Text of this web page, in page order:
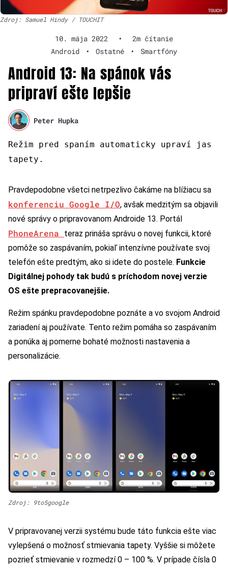
Zdroj: Samuel Hindy / TOUCHIT
10. mája 2022 •
2m čítanie
Android
• Ostatné • Smartfóny
Android 13: Na spánok vás
pripraví ešte lepšie
Peter Hupka
Režim pred spaním automaticky upraví jas
tapety.
Pravdepodobne všetci netrpezlivo čakáme na blížiacu sa
konferenciu Google I/O, avšak medzitým sa objavili
nové správy o pripravovanom Androide 13. Portál
PhoneArena
teraz prináša správu o novej funkcii, ktoré
pomôže so zaspávaním, pokiaľ intenzívne používate svoj
telefón ešte predtým, ako si idete do postele. Funkcie
Digitálnej pohody tak budú s príchodom novej verzie
OS ešte prepracovanejšie.
Režim spánku pravdepodobne poznáte a vo svojom Android
zariadení aj používate. Tento režim pomáha so zaspávaním
a ponúka aj pomerne bohaté možnosti nastavenia a
personalizácie.
Zdroj: 9to5google
V pripravovanej verzii systému bude táto funkcia ešte viac
vylepšená o možnosť stmievania tapety. Vyššie si môžete
pozrieť stmievanie v rozmedzí 0 – 100 %. V prípade čísla 0